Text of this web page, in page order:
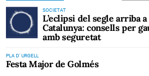
SOCIETAT
L’eclipsi del segle arriba a
Catalunya: consells per
amb seguretat
PLA D' URGELL
Festa Major de Golmés